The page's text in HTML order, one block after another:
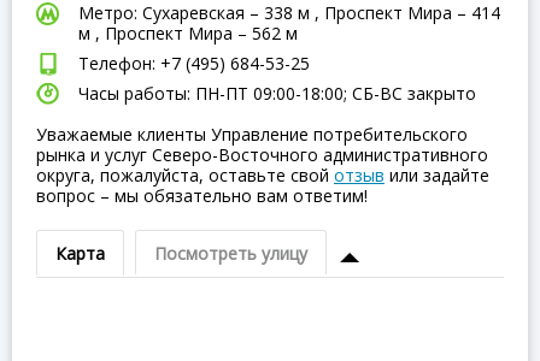
Метро: Сухаревская – 338 м , Проспект Мира – 414
м , Проспект Мира – 562 м
Телефон: +7 (495) 684-53-25
Часы работы: ПН-ПТ 09:00-18:00; СБ-ВC закрыто
Уважаемые клиенты Управление потребительского
рынка и услуг Северо-Восточного административного
округа, пожалуйста, оставьте свой отзыв или задайте
вопрос – мы обязательно вам ответим!
Карта Посмотреть улицу